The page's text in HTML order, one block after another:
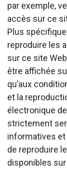
par exemple,
accès sur ce
Plus
reproduire les
sur ce site
être affichée
qu’aux
et la
électronique
strictement
informatives
de reproduire
disponibles